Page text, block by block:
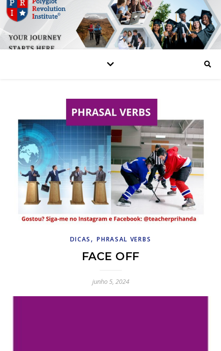
DICAS ,PHRASAL VERBS
FACE OFF
junho 5, 2024